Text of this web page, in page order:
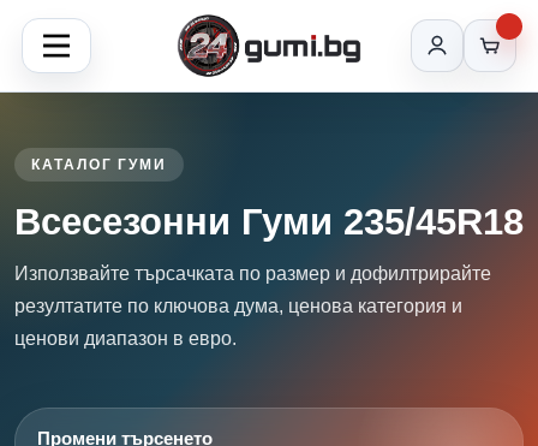
КАТАЛОГ ГУМИ
Всесезонни Гуми 235/45R18
Използвайте търсачката по размер и дофилтрирайте
резултатите по ключова дума, ценова категория и
ценови диапазон в евро.
Промени търсенето